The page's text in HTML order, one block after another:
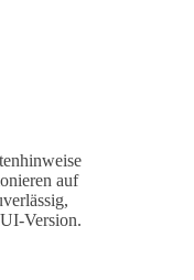
auf
Version.